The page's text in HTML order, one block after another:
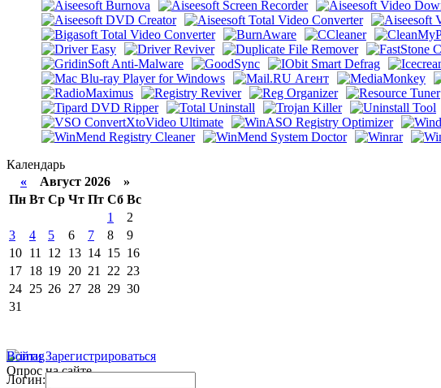
Календарь
« Август 2026 »
Пн Вт Ср Чт Пт Сб Вс
1
2
3
4 5 6 7 8
9
10 11 12 13 14 15 16
17 18 19 20 21 22 23
24 25 26 27 28 29 30
31
Войти Зарегистрироваться
Логин:
Опрос на сайте